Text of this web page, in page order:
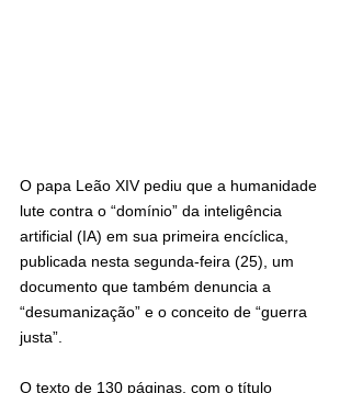
O papa Leão XIV pediu que a humanidade
lute contra o “domínio” da inteligência
artificial (IA) em sua primeira encíclica,
publicada nesta segunda-feira (25), um
documento que também denuncia a
“desumanização” e o conceito de “guerra
justa”.
O texto de 130 páginas, com o título